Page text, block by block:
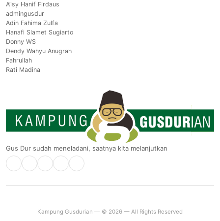
A’isy Hanif Firdaus
admingusdur
Adin Fahima Zulfa
Hanafi Slamet Sugiarto
Donny WS
Dendy Wahyu Anugrah
Fahrullah
Rati Madina
Gus Dur sudah meneladani, saatnya kita melanjutkan
Kampung Gusdurian — © 2026 — All Rights Reserved